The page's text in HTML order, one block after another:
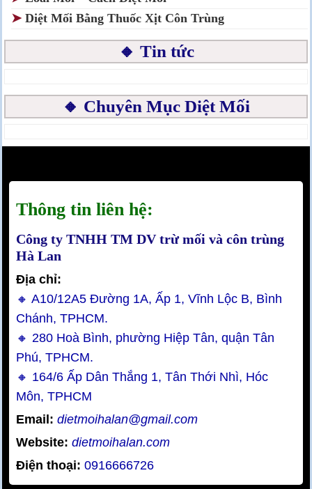
➤ Diệt Mối Bằng Thuốc Xịt Côn Trùng
🔸 Tin tức
🔸 Chuyên Mục Diệt Mối
Thông tin liên hệ:
Công ty TNHH TM DV trừ mối và côn trùng
Hà Lan
Địa chỉ:
🔸 A10/12A5 Đường 1A, Ấp 1, Vĩnh Lộc B, Bình
Chánh, TPHCM.
🔸 280 Hoà Bình, phường Hiệp Tân, quận Tân
Phú, TPHCM.
🔸 164/6 Ấp Dân Thắng 1, Tân Thới Nhì, Hóc
Môn, TPHCM
Email: dietmoihalan@gmail.com
Website: dietmoihalan.com
Điện thoại: 0916666726